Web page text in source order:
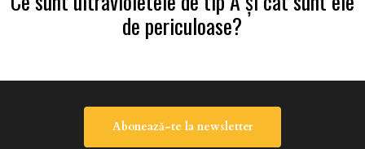
de periculoase?
Abonează-te la newsletter